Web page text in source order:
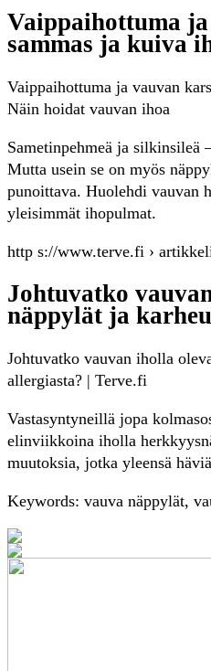
Vaippaihottuma
sammas ja kuiva
Vaippaihottuma ja vauvan
Näin hoidat vauvan ihoa
Sametinpehmeä ja silkinsileä
Mutta usein se on myös
punoittava. Huolehdi vauvan
yleisimmät ihopulmat.
http s://www.terve.fi ›
Johtuvatko
näppylät ja
Johtuvatko vauvan iholla
allergiasta? | Terve.fi
Vastasyntyneillä jopa
elinviikkoina iholla
muutoksia, jotka yleensä
Keywords: vauva näppylät,